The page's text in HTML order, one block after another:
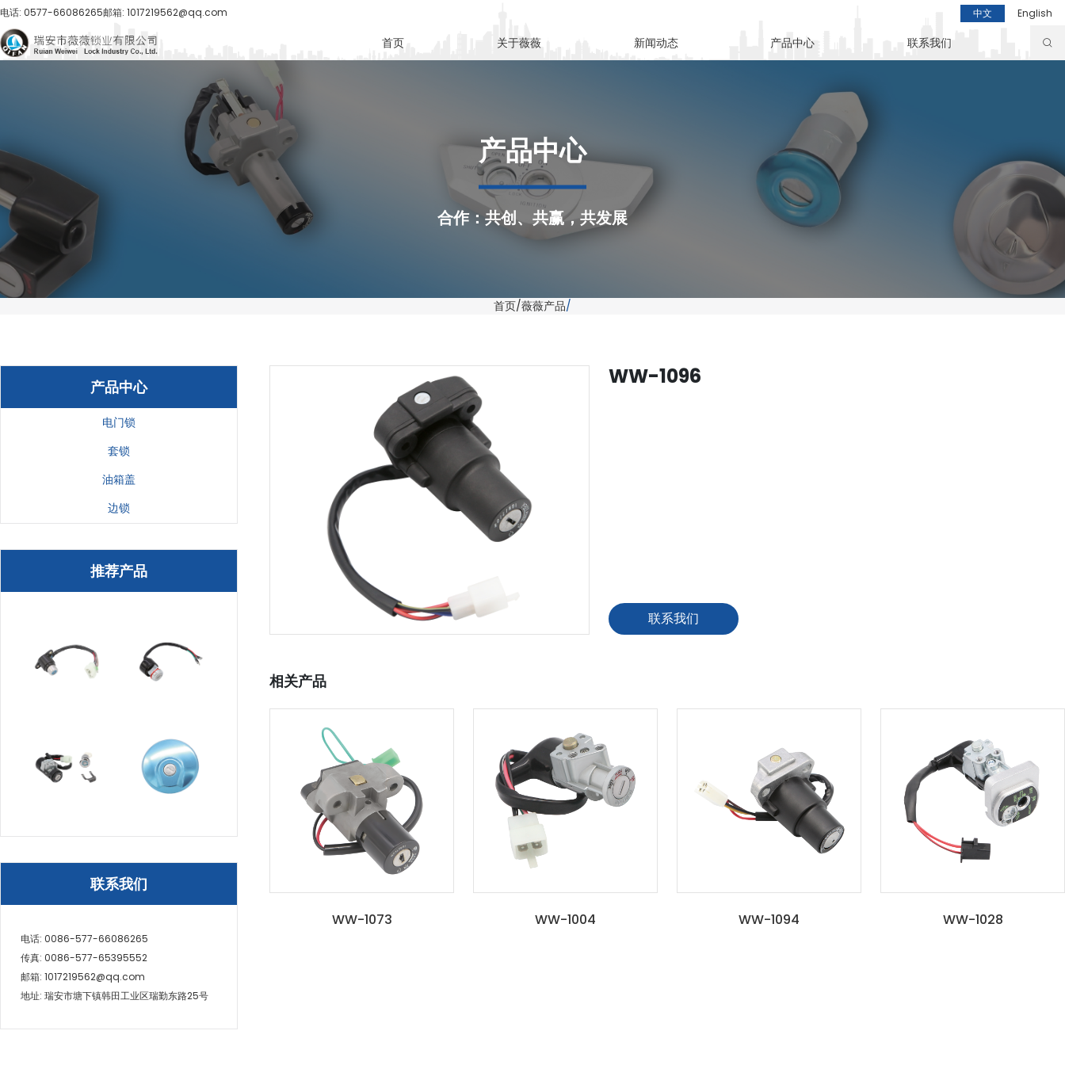
电话: 0577-66086265邮箱: 1017219562@qq.com 中文 English
首页 关于薇薇 新闻动态 产品中心 联系我们
产品中心
合作：共创、共赢，共发展
首页 薇薇产品
产品中心
电门锁
套锁
油箱盖
边锁
推荐产品
联系我们
电话: 0086-577-66086265
传真: 0086-577-65395552
邮箱: 1017219562@qq.com
地址: 瑞安市塘下镇韩田工业区瑞勤东路25号
WW-1096
联系我们
相关产品
WW-1073 WW-1004 WW-1094 WW-1028